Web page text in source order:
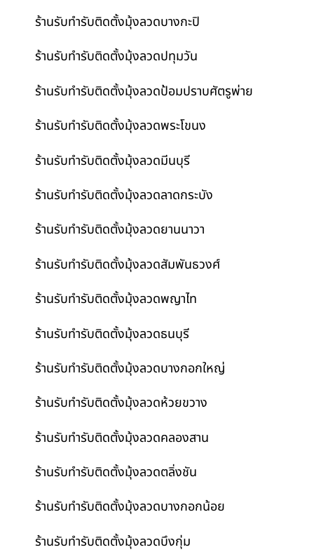
ร้านรับทำรับติดตั้งมุ้งลวดบางกะปิ
ร้านรับทำรับติดตั้งมุ้งลวดปทุมวัน
ร้านรับทำรับติดตั้งมุ้งลวดป้อมปราบศัตรูพ่าย
ร้านรับทำรับติดตั้งมุ้งลวดพระโขนง
ร้านรับทำรับติดตั้งมุ้งลวดมีนบุรี
ร้านรับทำรับติดตั้งมุ้งลวดลาดกระบัง
ร้านรับทำรับติดตั้งมุ้งลวดยานนาวา
ร้านรับทำรับติดตั้งมุ้งลวดสัมพันธวงศ์
ร้านรับทำรับติดตั้งมุ้งลวดพญาไท
ร้านรับทำรับติดตั้งมุ้งลวดธนบุรี
ร้านรับทำรับติดตั้งมุ้งลวดบางกอกใหญ่
ร้านรับทำรับติดตั้งมุ้งลวดห้วยขวาง
ร้านรับทำรับติดตั้งมุ้งลวดคลองสาน
ร้านรับทำรับติดตั้งมุ้งลวดตลิ่งชัน
ร้านรับทำรับติดตั้งมุ้งลวดบางกอกน้อย
ร้านรับทำรับติดตั้งมุ้งลวดบึงกุ่ม